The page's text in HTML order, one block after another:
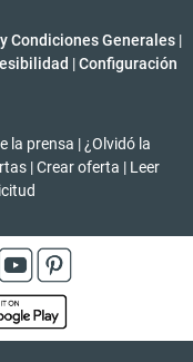
Condiciones Generales |
| Configuración
la prensa | ¿Olvidó la
| Crear oferta | Leer